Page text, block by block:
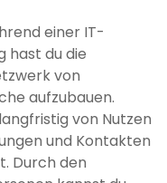
einer IT-
hast du die
von
aufzubauen.
von Nutzen
und Kontakten
Durch den